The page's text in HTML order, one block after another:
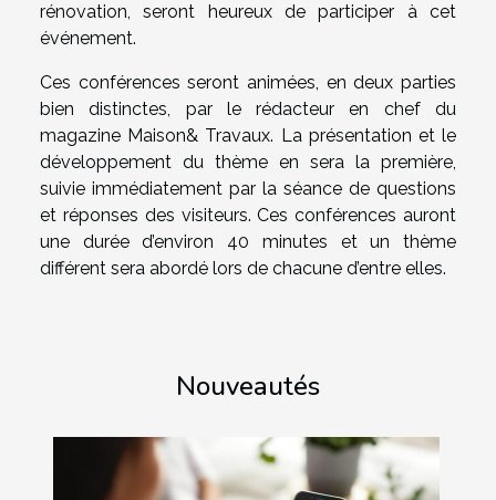
rénovation, seront heureux de participer à cet
événement.
Ces conférences seront animées, en deux parties
bien distinctes, par le rédacteur en chef du
magazine Maison& Travaux. La présentation et le
développement du thème en sera la première,
suivie immédiatement par la séance de questions
et réponses des visiteurs. Ces conférences auront
une durée d’environ 40 minutes et un thème
différent sera abordé lors de chacune d’entre elles.
Nouveautés